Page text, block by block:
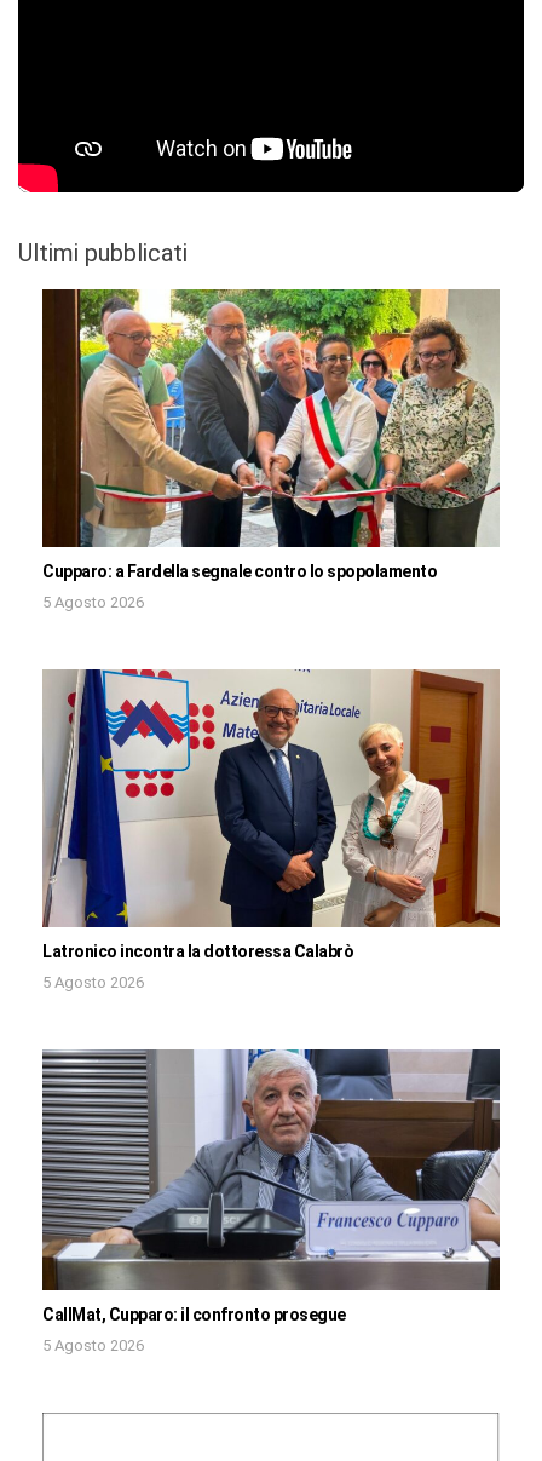
Ultimi pubblicati
Cupparo: a Fardella segnale contro lo spopolamento
5 Agosto 2026
Latronico incontra la dottoressa Calabrò
5 Agosto 2026
CallMat, Cupparo: il confronto prosegue
5 Agosto 2026